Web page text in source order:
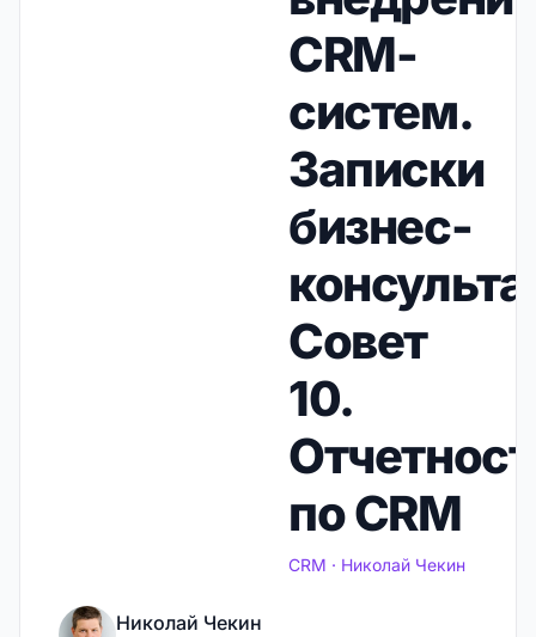
CRM-
систем.
Записки
бизнес-
Совет
10.
по CRM
CRM · Николай Чекин
Николай Чекин